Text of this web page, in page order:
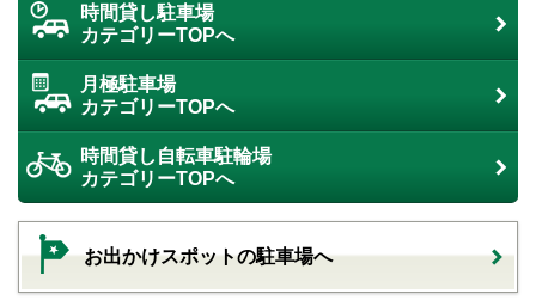
時間貸し駐車場
カテゴリーTOPへ
月極駐車場
カテゴリーTOPへ
時間貸し自転車駐輪場
カテゴリーTOPへ
お出かけスポットの駐車場へ